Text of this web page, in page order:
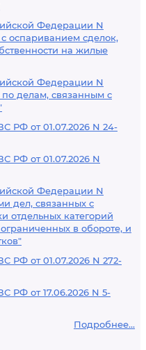
Федерации N
оспариванием сделок,
на жилые
Федерации N
делам, связанным с
РФ от 01.07.2026 N 24-
РФ от 01.07.2026 N
Федерации N
дел, связанных с
отдельных категорий
в обороте, и
РФ от 01.07.2026 N 272-
РФ от 17.06.2026 N 5-
Подробнее...